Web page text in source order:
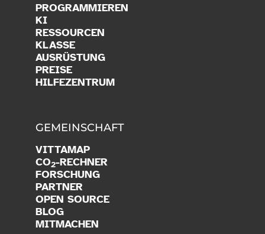
PROGRAMMIEREN
KI
RESSOURCEN
KLASSE
AUSRÜSTUNG
PREISE
HILFEZENTRUM
GEMEINSCHAFT
VITTAMAP
CO2-RECHNER
FORSCHUNG
PARTNER
OPEN SOURCE
BLOG
MITMACHEN